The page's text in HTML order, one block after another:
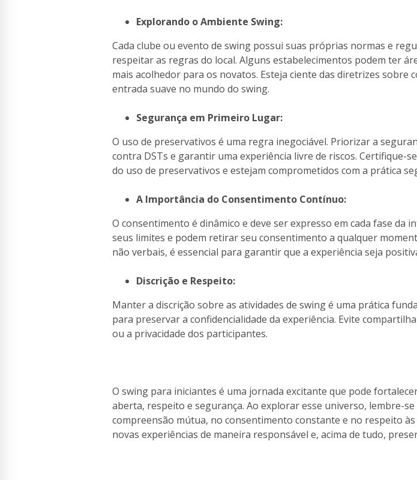
Explorando o Ambiente Swing:
Cada clube ou evento de swing possui suas próprias normas e
respeitar as regras do local. Alguns estabelecimentos podem ter
mais acolhedor para os novatos. Esteja ciente das diretrizes
entrada suave no mundo do swing.
Segurança em Primeiro Lugar:
O uso de preservativos é uma regra inegociável. Priorizar a
contra DSTs e garantir uma experiência livre de riscos. Certifique-
do uso de preservativos e estejam comprometidos com a prática
A Importância do Consentimento Contínuo:
O consentimento é dinâmico e deve ser expresso em cada fase
seus limites e podem retirar seu consentimento a qualquer
não verbais, é essencial para garantir que a experiência seja
Discrição e Respeito:
Manter a discrição sobre as atividades de swing é uma prática
para preservar a confidencialidade da experiência. Evite
ou a privacidade dos participantes.
O swing para iniciantes é uma jornada excitante que pode
aberta, respeito e segurança. Ao explorar esse universo, lembre-
compreensão mútua, no consentimento constante e no respeito
novas experiências de maneira responsável e, acima de tudo,